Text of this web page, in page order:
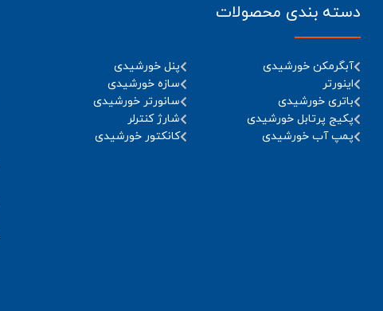
دسته بندی محصولات
آبگرمکن خورشیدی
اینورتر
باتری خورشیدی
پکیج پرتابل خورشیدی
پمپ آب خورشیدی
پنل خورشیدی
سازه خورشیدی
سانورتر خورشیدی
شارژ کنترلر
کانکتور خورشیدی